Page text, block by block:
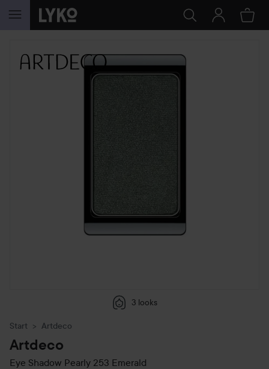
HOPPA TILL INNEHÅLLET
3 looks
Start Artdeco
Artdeco
Eye Shadow Pearly 253 Emerald